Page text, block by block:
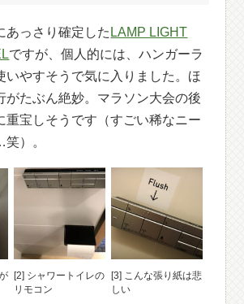
あっさり確定した LAMP LIGHT
ですが、個人的には、ハンガーラ
いやすそうで気に入りました。ほ
がたぶん絶妙。マラソン大会の後
重宝しそうです（すごい稀なニー
）。
[2] シャワートイレの
リモコン
[3] こんな張り紙は悲
しい